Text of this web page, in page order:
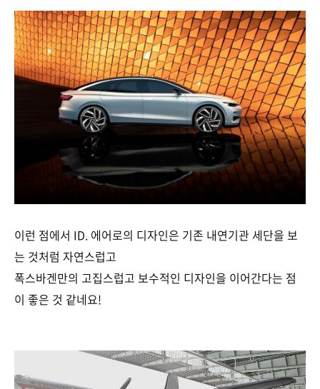
이런 점에서 ID. 에어로의 디자인은 기존 내연기관 세단을 보
는 것처럼 자연스럽고
폭스바겐만의 고집스럽고 보수적인 디자인을 이어간다는 점
이 좋은 것 같네요!